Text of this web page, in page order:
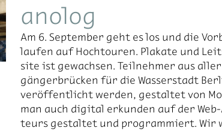
anolog
Am 6. Sep­tem­ber geht es los und die
lau­fen auf Hoch­tou­ren. Pla­ka­te und
site ist ge­wach­sen. Teil­neh­mer aus
gän­ger­brü­cken für die Was­ser­stadt
ver­öf­fent­licht wer­den, ge­stal­tet von
man auch di­gi­tal er­kun­den auf der
teurs ge­stal­tet und pro­gram­miert. Wir